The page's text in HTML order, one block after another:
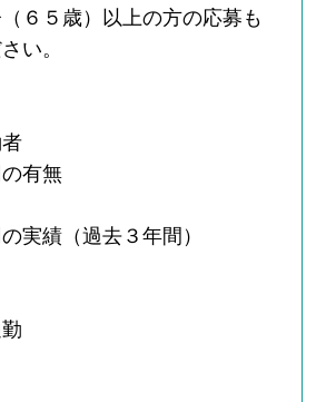
６５歳）以上の方の応募も
い。
有無
実績（過去３年間）